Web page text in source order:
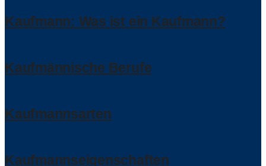
Kaufmann: Was ist ein Kaufmann?
Kaufmännische Berufe
Kaufmannsarten
Kaufmannseigenschaften